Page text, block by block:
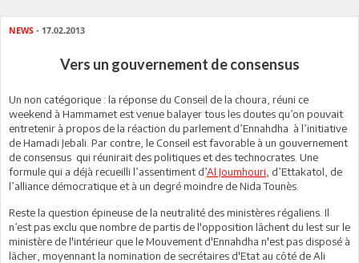
NEWS - 17.02.2013
Vers un gouvernement de consensus
Un non catégorique : la réponse du Conseil de la choura, réuni ce
weekend à Hammamet est venue balayer tous les doutes qu’on pouvait
entretenir à propos de la réaction du parlement d’Ennahdha à l’initiative
de Hamadi Jebali. Par contre, le Conseil est favorable à un gouvernement
de consensus qui réunirait des politiques et des technocrates. Une
formule qui a déjà recueilli l’assentiment d’Al Joumhouri , d’Ettakatol, de
l’alliance démocratique et à un degré moindre de Nida Tounès.
Reste la question épineuse de la neutralité des ministères régaliens. Il
n’est pas exclu que nombre de partis de l'opposition lâchent du lest sur le
ministère de l'intérieur que le Mouvement d'Ennahdha n'est pas disposé à
lâcher, moyennant la nomination de secrétaires d'Etat au côté de Ali